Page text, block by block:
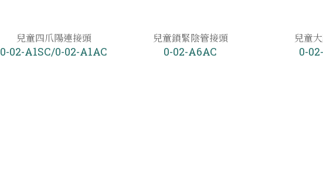
兒童四爪陽連接頭
0-02-A1SC/0-02-A1AC
兒童鎖緊陰管接頭
0-02-A6AC
兒童
0-